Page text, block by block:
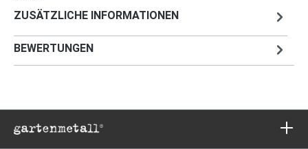
RAL 7021-schwarzgrau
RAL 7024-graphitgrau
ZUSÄTZLICHE INFORMATIONEN
BEWERTUNGEN